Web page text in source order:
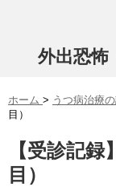
外出恐怖
ホーム > うつ病治療
目）
【受診記
目）